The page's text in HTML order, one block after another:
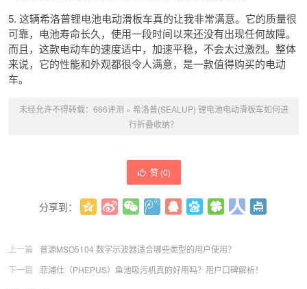
5. 这辆希洛普锂电池电动滑板车真的让我非常满意。它的质量很
可靠，电池寿命长久，使用一段时间以来还没有出现任何故障。
而且，这款电动车的速度适中，加速平稳，不会太过激烈。整体
来说，它的性能和外观都很令人满意，是一款值得购买的电动
车。
未经允许不得转载： 666评测 » 希洛普(SEALUP) 锂电池电动滑板车如何进
行折叠收纳？
赞 (0)
分享到：
上一篇
普源MSO5104 数字示波器适合哪些类型的用户使用？
下一篇
菲浦仕（PHEPUS）鱼池吸污机真的好用吗？用户口碑解析！